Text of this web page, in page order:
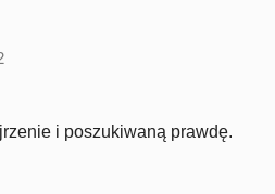
i poszukiwaną prawdę.